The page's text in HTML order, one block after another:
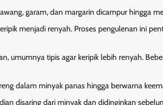
garam, dan margarin dicampur hingga
menjadi renyah. Proses pengulenan ini
umumnya tipis agar keripik lebih renyah.
dalam minyak panas hingga berwarna
disaring dari minyak dan didinginkan